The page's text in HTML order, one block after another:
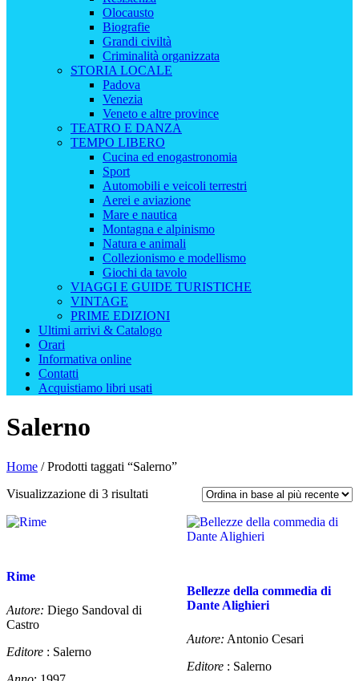
Olocausto
Biografie
Grandi civiltà
Criminalità organizzata
STORIA LOCALE
Padova
Venezia
Veneto e altre province
TEATRO E DANZA
TEMPO LIBERO
Cucina ed enogastronomia
Sport
Automobili e veicoli terrestri
Aerei e aviazione
Mare e nautica
Montagna e alpinismo
Natura e animali
Collezionismo e modellismo
Giochi da tavolo
VIAGGI E GUIDE TURISTICHE
VINTAGE
PRIME EDIZIONI
Ultimi arrivi & Catalogo
Orari
Informativa online
Contatti
Acquistiamo libri usati
Salerno
Home / Prodotti taggati “Salerno”
Visualizzazione di 3 risultati
Rime
Autore: Diego Sandoval di
Castro
Editore : Salerno
Bellezze della commedia di
Dante Alighieri
Autore: Antonio Cesari
Editore: Salerno